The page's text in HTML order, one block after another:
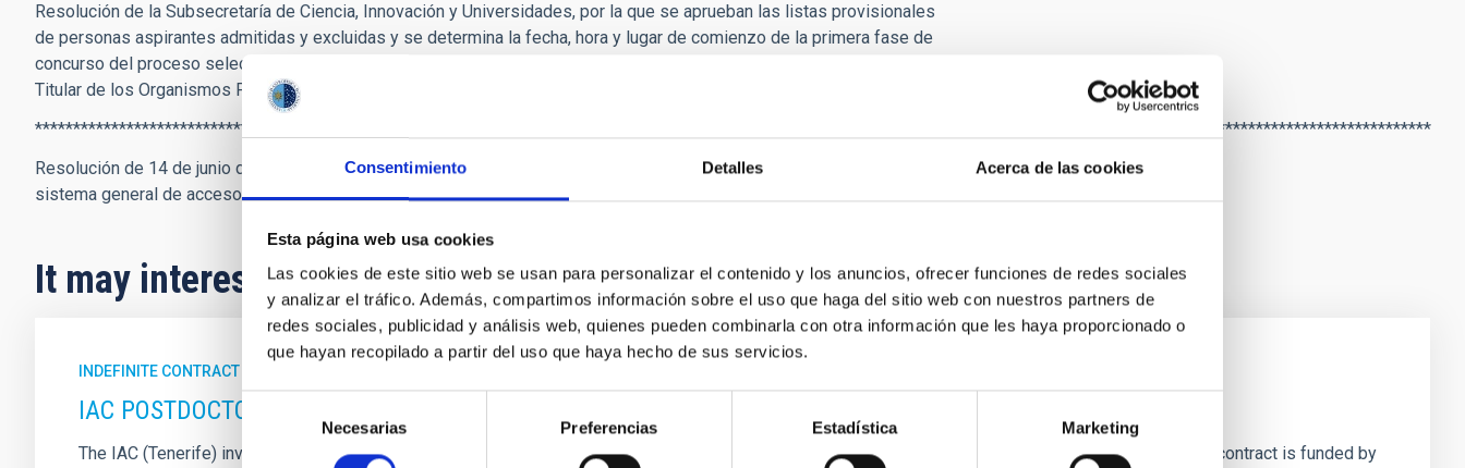
Consentimiento Detalles Acerca de las cookies
Esta página web usa cookies
Las cookies de este sitio web se usan para personalizar el contenido y los anuncios, ofrecer funciones de redes sociales
y analizar el tráfico. Además, compartimos información sobre el uso que haga del sitio web con nuestros partners de
redes sociales, publicidad y análisis web, quienes pueden combinarla con otra información que les haya proporcionado o
que hayan recopilado a partir del uso que haya hecho de sus servicios.
Selección
consentimiento
Necesarias Preferencias Estadística Marketing
Resolución de la Subsecretaría de Ciencia, Innovación y Universidades, por la que se aprueban las listas provisionales
de personas aspirantes admitidas y excluidas y se determina la fecha, hora y lugar de comienzo de la primera fase de
concurso del proceso selectivo para ingreso, por el sistema general de acceso libre, en la Escala de Personal Científico
Titular de los Organismos Públicos de Investigación, convocado por Resolución de 14 de junio de 2024
***************************************************************************************************************************************************************************************
Resolución de 14 de junio de 2024, de la Subsecretaría, por la que se convoca proceso selectivo para ingreso, por el
sistema general de acceso libre, en la Escala de Científicos Titulares de los Organismos Públicos de Investigación.
It may interest you
INDEFINITE CONTRACT
IAC POSTDOCTORAL FELLOWSHIP Astroparticles-MAGIC 2026
The IAC (Tenerife) invites applications for ONE postdoctoral contract to work on the project linked to the line of research “ Particle Astrophysics”. The contract is funded by